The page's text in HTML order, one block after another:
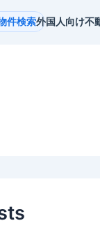
件検索外国人向け不